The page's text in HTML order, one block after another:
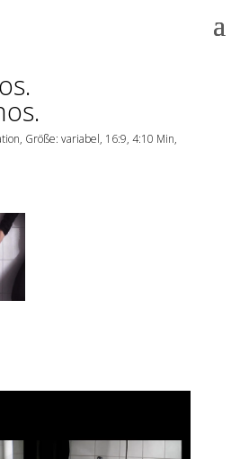
Größe: variabel, 16:9, 4:10 Min,